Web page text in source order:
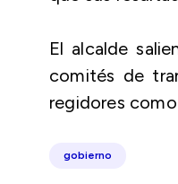
El alcalde
comités de
regidores
gobierno